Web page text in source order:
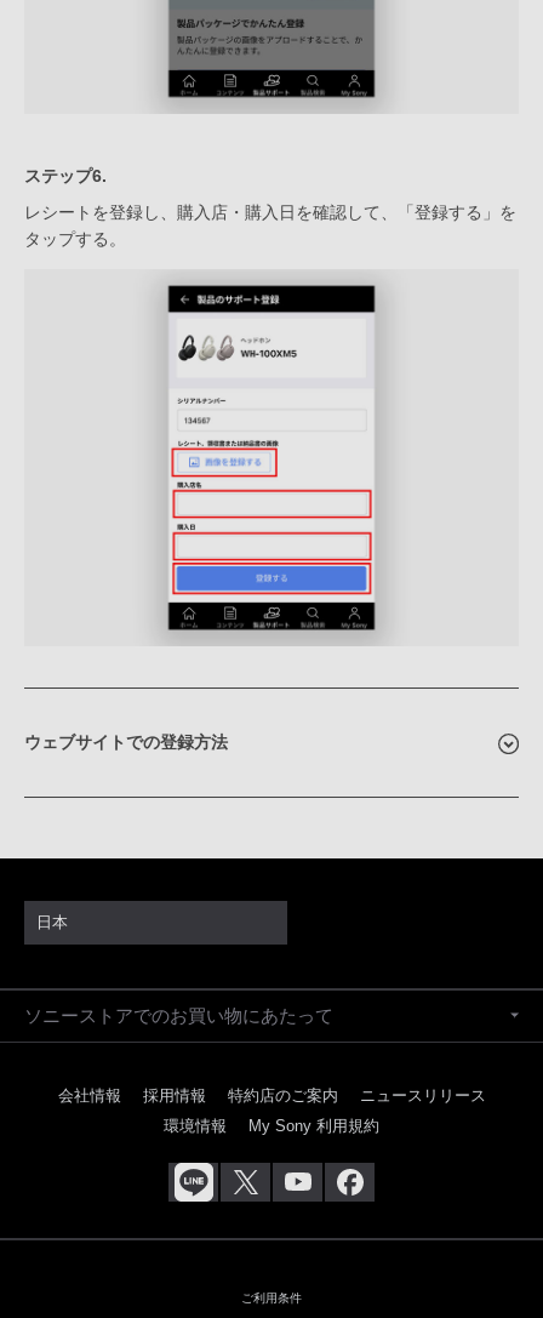
ステップ6.
レシートを登録し、購入店・購入日を確認して、「登録する」を
タップする。
ウェブサイトでの登録方法
日本
ソニーストアでのお買い物にあたって
会社情報 採用情報 特約店のご案内
ニュースリリース
環境情報
My Sony 利用規約
ご利用条件